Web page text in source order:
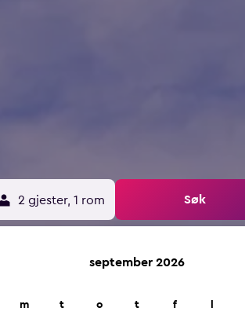
2 gjester, 1 rom Søk
september 2026
m t o t f